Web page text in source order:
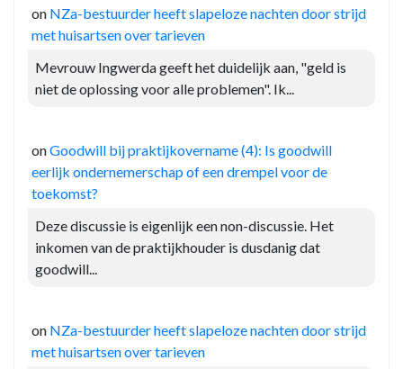
on NZa-bestuurder heeft slapeloze nachten door strijd
met huisartsen over tarieven
Mevrouw Ingwerda geeft het duidelijk aan, "geld is
niet de oplossing voor alle problemen". Ik...
onGoodwill bij praktijkovername (4): Is goodwill
eerlijk ondernemerschap of een drempel voor de
toekomst?
Deze discussie is eigenlijk een non-discussie. Het
inkomen van de praktijkhouder is dusdanig dat
goodwill...
on NZa-bestuurder heeft slapeloze nachten door strijd
met huisartsen over tarieven